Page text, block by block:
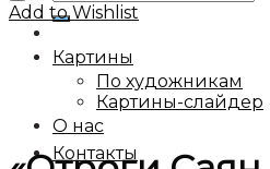
Картины
По художникам
Картины-слайдер
О нас
Контакты
Add to Wishlist